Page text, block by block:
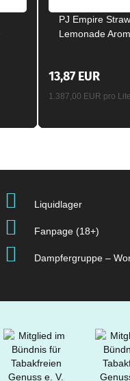
PJ Empire
Lemonade
13,87 EUR
1.387,00 EUR pro
Liquidlager
Fanpage (18+)
Dampfergruppe –